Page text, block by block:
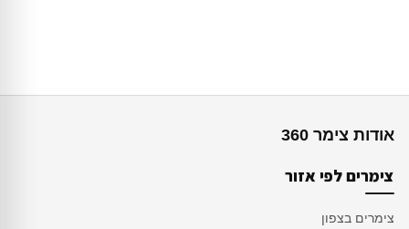
אודות צימר 360
צימרים לפי אזור
צימרים בצפון